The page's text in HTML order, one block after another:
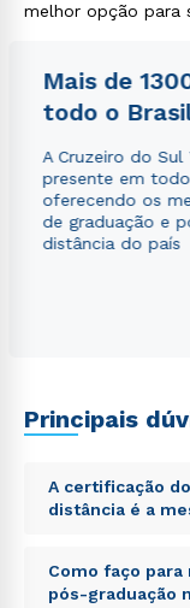
melhor opção para
Mais de
todo o
A Cruzeiro do
presente em
oferecendo os
de graduação e
distância do país
Principais
A certificação
distância é a
Sed ut
voluptatem
Como faço
pós-graduação